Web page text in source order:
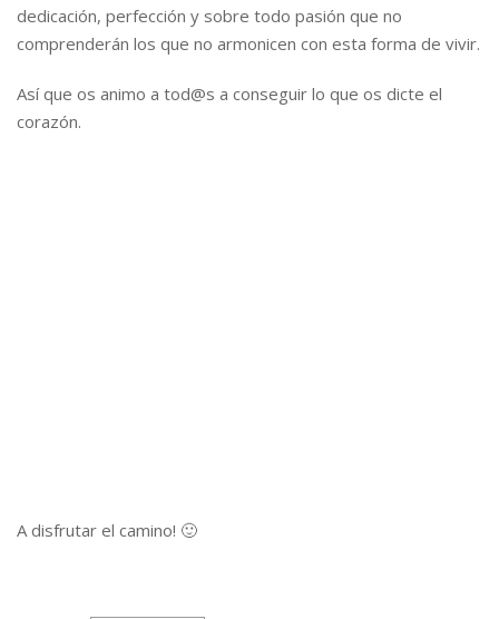
dedicación, perfección y sobre todo pasión que no
comprenderán los que no armonicen con esta forma de vivir.
Así que os animo a tod@s a conseguir lo que os dicte el
corazón.
A disfrutar el camino! 🙂